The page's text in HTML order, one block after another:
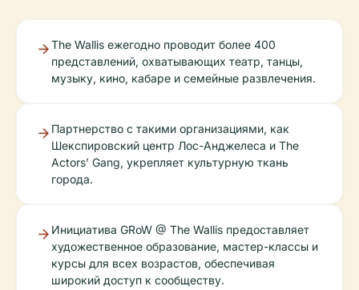
The Wallis ежегодно проводит более 400
представлений, охватывающих театр, танцы,
музыку, кино, кабаре и семейные развлечения.
Партнерство с такими организациями, как
Шекспировский центр Лос-Анджелеса и The
Actors’ Gang, укрепляет культурную ткань
города.
Инициатива GRoW @ The Wallis предоставляет
художественное образование, мастер-классы и
курсы для всех возрастов, обеспечивая
широкий доступ к сообществу.